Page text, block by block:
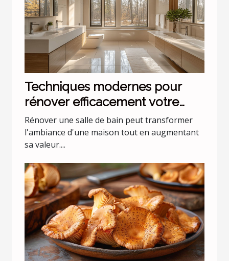
Techniques modernes pour
rénover efficacement votre
salle de bain
Rénover une salle de bain peut transformer
l'ambiance d'une maison tout en augmentant
sa valeur....